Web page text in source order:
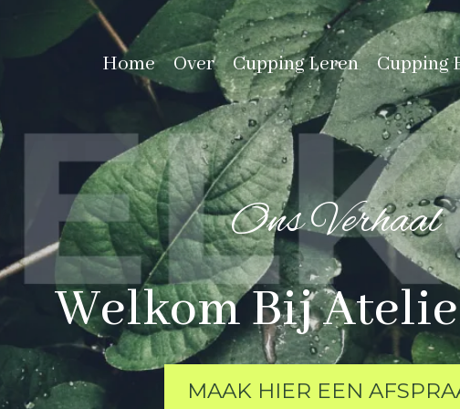
Home Over Cupping Leren Cupping
Ons Verhaal
Welkom Bij
MAAK HIER EEN